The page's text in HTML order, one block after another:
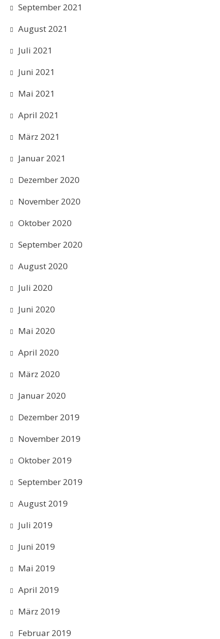
September 2021
August 2021
Juli 2021
Juni 2021
Mai 2021
April 2021
März 2021
Januar 2021
Dezember 2020
November 2020
Oktober 2020
September 2020
August 2020
Juli 2020
Juni 2020
Mai 2020
April 2020
März 2020
Januar 2020
Dezember 2019
November 2019
Oktober 2019
September 2019
August 2019
Juli 2019
Juni 2019
Mai 2019
April 2019
März 2019
Februar 2019